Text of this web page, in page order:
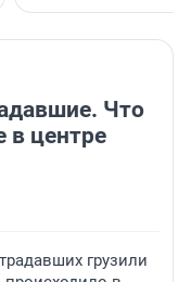
Что
в центре
грузили